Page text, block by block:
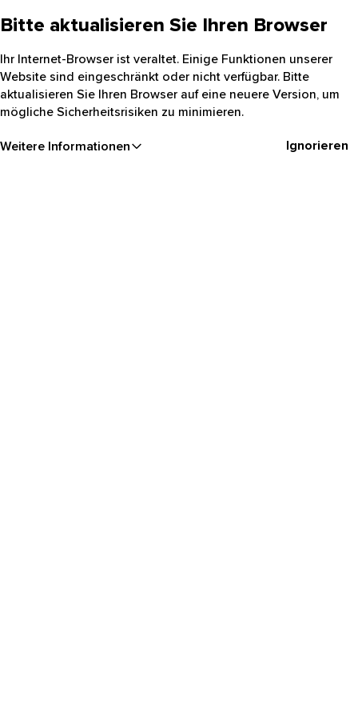
Bitte aktualisieren Sie Ihren Browser
Ihr Internet-Browser ist veraltet. Einige Funktionen unserer
Website sind eingeschränkt oder nicht verfügbar. Bitte
aktualisieren Sie Ihren Browser auf eine neuere Version, um
mögliche Sicherheitsrisiken zu minimieren.
Weitere Informationen Ignorieren